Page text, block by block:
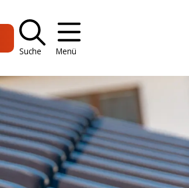
Suche Menü